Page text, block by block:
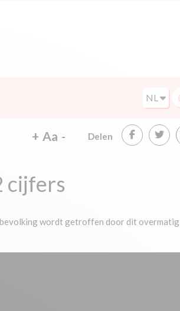
NL
+ Aa - Delen
cijfers
wordt getroffen door dit overmatig